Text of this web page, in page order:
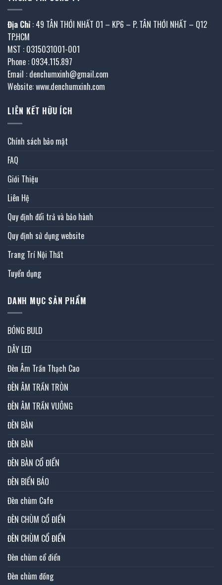
Địa Chỉ : 49 TÂN THỚI NHẤT 01 – KP6 – P. TÂN THỚI NHẤT – Q12
TP.HCM
MST : 0315031001-001
Phone : 0934.115.897
Email : denchumxinh@gmail.com
Website: www.denchumxinh.com
LIÊN KẾT HỮU ÍCH
Chính sách bảo mật
FAQ
Giới Thiệu
Liên Hệ
Quy định đổi trả và bảo hành
Quy định sử dụng website
Trang Trí Nội Thất
Tuyển dụng
DANH MỤC SẢN PHẨM
BÓNG BULD
DÂY LED
Đèn Âm Trần Thạch Cao
ĐÈN ÂM TRẦN TRÒN
ĐÈN ÂM TRẦN VUÔNG
ĐÈN BÀN
ĐÈN BÀN
ĐÈN BÀN CỔ ĐIỂN
ĐÈN BIỂN BÁO
Đèn chùm Cafe
ĐÈN CHÙM CỔ ĐIỂN
ĐÈN CHÙM CỔ ĐIỂN
Đèn chùm cổ điển
Đèn chùm đồng